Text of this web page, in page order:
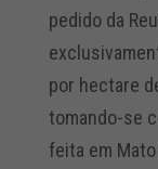
pedido da
por hectare
tomando-se
feita em